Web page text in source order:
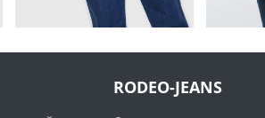
RODEO-JEANS